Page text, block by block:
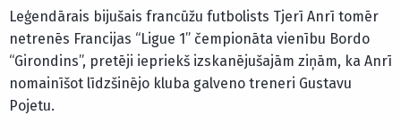
Leģendārais bijušais francūžu futbolists Tjerī Anrī tomēr
netrenēs Francijas “Ligue 1” čempionāta vienību Bordo
“Girondins”, pretēji iepriekš izskanējušajām ziņām, ka Anrī
nomainīšot līdzšinējo kluba galveno treneri Gustavu
Pojetu.